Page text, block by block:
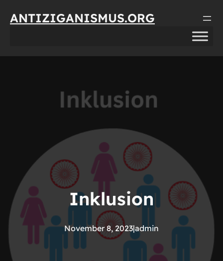
zumANTIZIGANISMUS.ORG
Inklusion
November 8, 2023|admin